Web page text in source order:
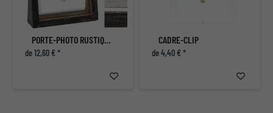
PORTE-PHOTO RUSTIQUE VERTICAL
de 12,60 € *
CADRE-CLIP
de 4,40 € *